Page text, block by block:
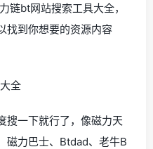
链bt网站搜索工具大全，
找到你想要的资源内容
全
搜一下就行了，像磁力天
磁力巴士、Btdad、老牛B